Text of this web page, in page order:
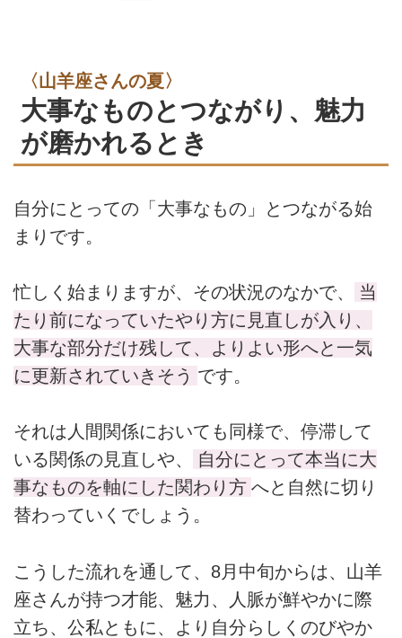
〈山羊座さんの夏〉
大事なものとつながり、魅力
が磨かれるとき
自分にとっての「大事なもの」とつながる始
まりです。
忙しく始まりますが、その状況のなかで、
当
たり前になっていたやり方に見直しが入り、
大事な部分だけ残して、よりよい形へと一気
に更新されていきそう です。
それは人間関係においても同様で、停滞して
いる関係の見直しや、
自分にとって本当に大
事なものを軸にした関わり方 へと自然に切り
替わっていくでしょう。
こうした流れを通して、8月中旬からは、山羊
座さんが持つ才能、魅力、人脈が鮮やかに際
立ち、公私ともに、より自分らしくのびやか